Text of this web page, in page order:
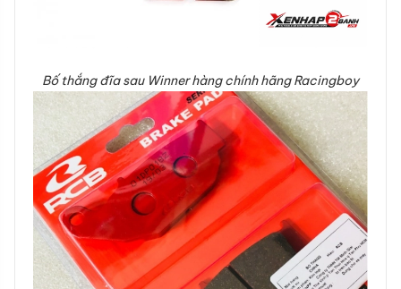
Bố thắng đĩa sau Winner hàng chính hãng Racingboy